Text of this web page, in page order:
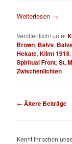
Weiterlesen →
Veröffentlicht unter
Brown, Balve,
Hekate,Klimt 1918
Spiritual Front,St.
Zwischenlichten
Beitragsnavigation
← Ältere Beiträge
Kennt ihr schon